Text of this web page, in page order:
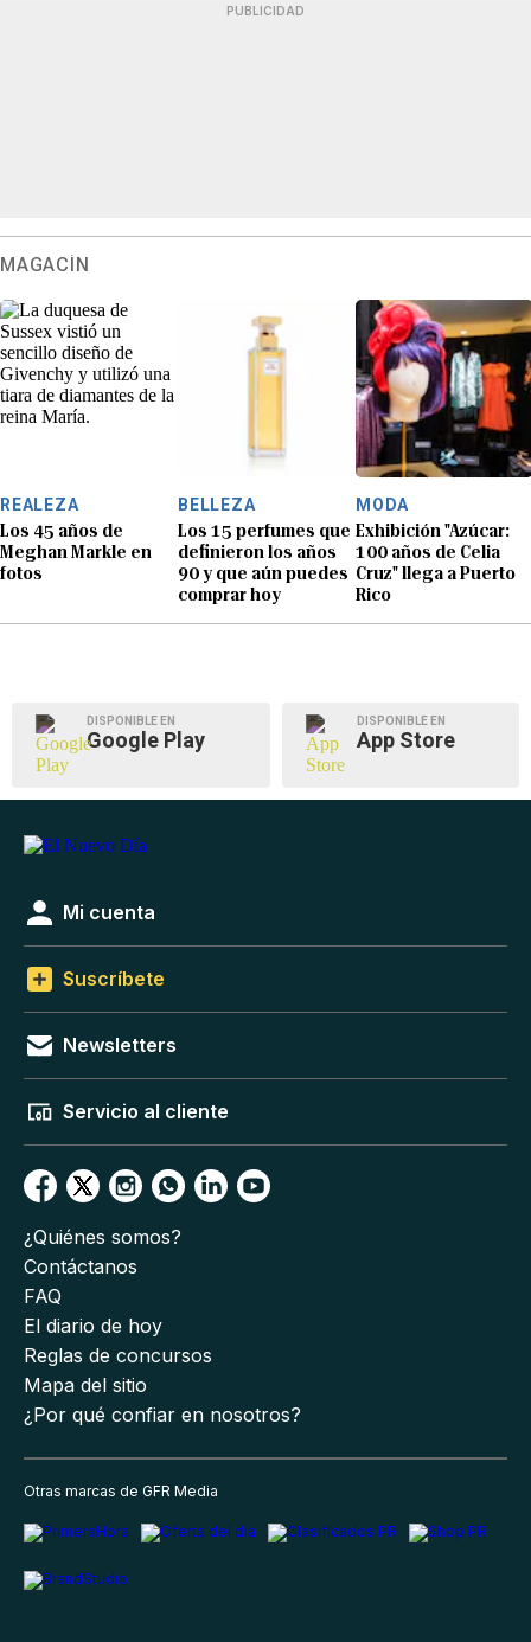
PUBLICIDAD
MAGACÍN
REALEZA
Los 45 años de
Meghan Markle en
fotos
BELLEZA
Los 15 perfumes que
definieron los años
90 y que aún puedes
comprar hoy
MODA
Exhibición "Azúcar:
100 años de Celia
Cruz" llega a Puerto
Rico
DISPONIBLE EN
Google Play
DISPONIBLE EN
App Store
Mi cuenta
Suscríbete
Newsletters
Servicio al cliente
¿Quiénes somos?
Contáctanos
FAQ
El diario de hoy
Reglas de concursos
Mapa del sitio
¿Por qué confiar en nosotros?
Otras marcas de GFR Media